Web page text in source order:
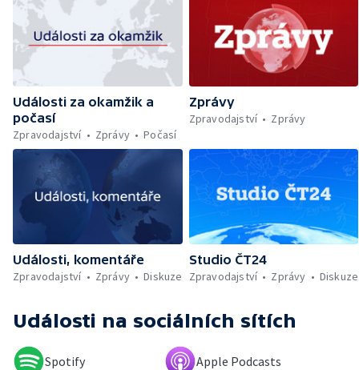
Řecku — Rušení penzijního spoření bez
sankce — Pochod hrdosti v Hamburku —
Povinné označování AI obsahu — Sportují
celé Pardubice — Záchrana kulturních
památek — Brasil Fest v Brně
Události za okamžik a
počasí
Zpravodajství
Zprávy Počasí
Zprávy
Zpravodajství
Zprávy
Události, komentáře
Zpravodajství
Zprávy Diskuze
Studio ČT24
Zpravodajství
Zprávy Diskuze
Události na sociálních sítích
Spotify Apple Podcasts